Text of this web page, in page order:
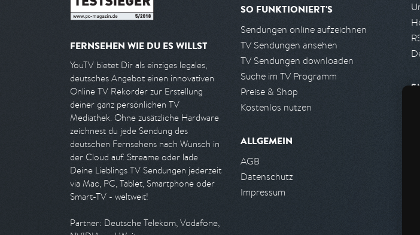
FERNSEHEN WIE DU ES WILLST
YouTV bietet Dir als einziges legales,
deutsches Angebot einen innovativen
Online TV Rekorder zur Erstellung
deiner ganz persönlichen TV
Mediathek. Ohne zusätzliche Hardware
zeichnest du jede Sendung des
deutschen Fernsehens nach Wunsch in
der Cloud auf. Streame oder lade
Deine Lieblings TV Sendungen jederzeit
via Mac, PC, Tablet, Smartphone oder
Smart-TV - weltweit!
Partner: Deutsche Telekom, Vodafone,
SO FUNKTIONIERT'S
Sendungen online aufzeichnen
TV Sendungen ansehen
TV Sendungen downloaden
Suche im TV Programm
Preise & Shop
Kostenlos nutzen
ALLGEMEIN
AGB
Datenschutz
Impressum